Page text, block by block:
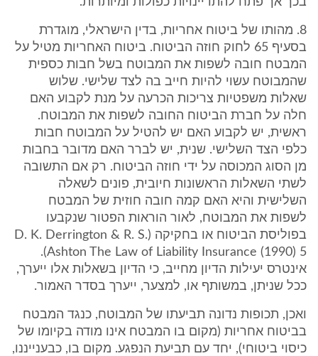
8. מהותו של ביטוח אחריות, בדין הישראלי, מוגדרת
בסעיף 65 לחוק חוזה הביטוח. ביטוח האחריות מטיל על
המבטח חובה לשפות את המבוטח בשל חבות כספית
שהמבוטח עשוי להיות חייב בה לצד שלישי. שלוש
שאלות משפטיות צריכות הכרעה על מנת לקבוע האם
חלה על חברת הביטוח החובה לשפות את המבוטח.
ראשית, יש לקבוע האם יש להטיל על המבוטח חבות
כלפי הצד השלישי. שנית, יש לברר האם מדובר בחבות
מן הסוג המכוסה על ידי חוזה הביטוח. רק אם התשובה
לשתי השאלות הראשונות חיובית, פונים לשאלה
השלישית והיא האם קמה חובה חוזית של המבטח
לשפות את המבוטח, לאור הוראות הפטור שנקבעו
בפוליסת הביטוח או בחקיקה (D. K. Derrington & R. S.
Ashton The Law of Liability Insurance (1990) 5).
אינטרס יעילות הדיון מחייב, כי הדיון בשאלות אלו ייערך,
ככל שניתן, במשותף או, למצער, ייערך בסדר האמור.
ואכן, תכופות נדונה תביעתו של המבוטח, כנגד המבטח
בביטוח אחריות (מקום בו המבטח אינו מודה בקיומו של
כיסוי ביטוחי), יחד עם תביעת הנפגע. מקום בו, כבענייננו,